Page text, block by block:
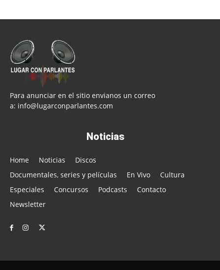
Para anunciar en el sitio envianos un correo
a: info@lugarconparlantes.com
Noticias
Home Noticias
Discos
Documentales, series y películas
En Vivo
Cultura
Especiales
Concursos Podcasts
Contacto
Newsletter